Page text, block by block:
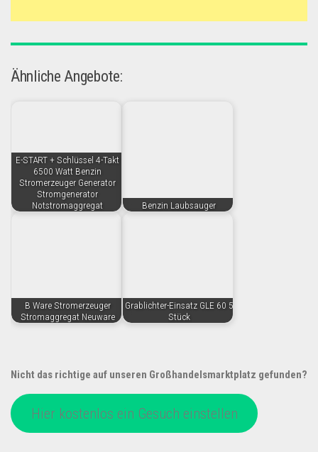
Ähnliche Angebote:
E-START + Schlüssel 4-Takt
6500 Watt Benzin
Stromerzeuger Generator
Stromgenerator
Notstromaggregat
Benzin Laubsauger
B Ware Stromerzeuger
Stromaggregat Neuware
Grablichter-Einsatz GLE 60 5
Stück
Nicht das richtige auf unseren Großhandelsmarktplatz gefunden?
Hier kostenlos ein Gesuch einstellen